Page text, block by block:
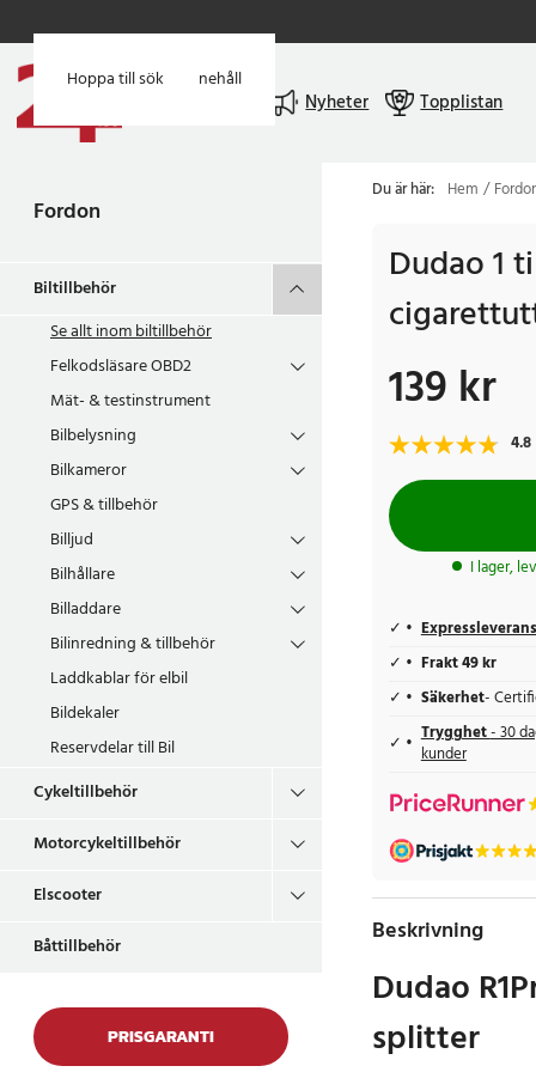
Hoppa till huvudinnehåll
Hoppa till sök
Nyheter Topplistan
Fordon
Biltillbehör
Se allt inombiltillbehör
Felkodsläsare OBD2
Mät- & testinstrument
Bilbelysning
Bilkameror
GPS & tillbehör
Billjud
Bilhållare
Billaddare
Bilinredning & tillbehör
Laddkablar för elbil
Bildekaler
Reservdelar till Bil
Cykeltillbehör
Motorcykeltillbehör
Elscooter
Båttillbehör
PRISGARANTI
Du är här: Hem
Dudao 1
Pris:139 kr
139 kr
4.8
I lager,
Expressleverans
Frakt 49 kr
Säkerhet-
Trygghet- 30
kunder
Beskrivning
Dudao
splitter